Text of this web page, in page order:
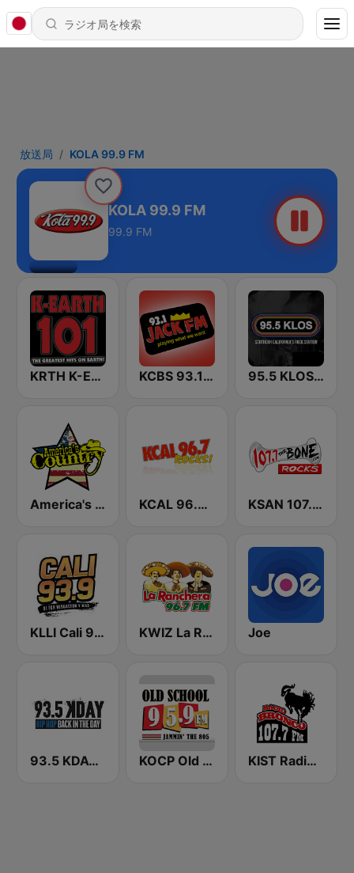
放送局 KOLA 99.9 FM
KOLA 99.9 FM
99.9 FM
KRTH K-Earth 101 FM (US Only) KCBS 93.1 Jack FM (US Only) 95.5 KLOS FM
America's Country KCAL 96.7 Rocks FM KSAN 107.7 The Bone FM
KLLI Cali 93.9 FM KWIZ La Ranchera 96.7 FM (US Only) Joe
93.5 KDAY FM KOCP Old School 104.7 KIST Radio Bronco 107.7 FM